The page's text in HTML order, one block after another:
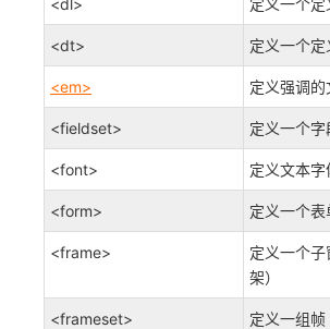
<dl> 定义一个定
<dt> 定义一个
<em> 定义强调的
<fieldset> 定义一个字
<font> 定义文本
<form> 定义一个表
<frame>
定义一个
架）
<frameset> 定义一组帧